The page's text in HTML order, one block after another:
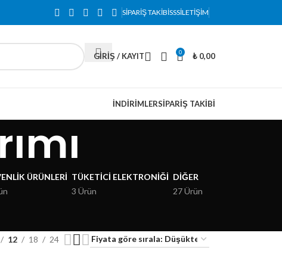
SIPARIŞ TAKIBISSSİLETIŞIM
GIRIŞ / KAYIT 0 ₺ 0,00
İNDIRIMLERSIPARIŞ TAKIBI
ÜRÜNLERI TÜKETICI ELEKTRONIĞI
3 Ürün
DIĞER
27 Ürün
12 18 24